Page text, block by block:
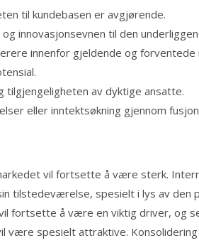
til kundebasen er avgjørende.
innovasjonsevnen til den
innenfor gjeldende og
tilgjengeligheten av dyktige ansatte.
eller inntektsøkning gjennom
vil fortsette å være sterk.
tilstedeværelse, spesielt i lys av den
fortsette å være en viktig driver, og
være spesielt attraktive.